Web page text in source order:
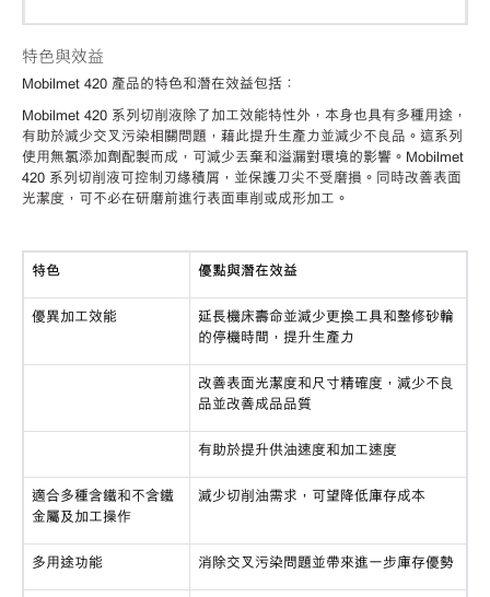
特色與效益
Mobilmet 420 產品的特色和潛在效益包括：
Mobilmet 420 系列切削液除了加工效能特性外，本身也具有多種用途，
有助於減少交叉污染相關問題，藉此提升生產力並減少不良品。這系列
使用無氯添加劑配製而成，可減少丟棄和溢漏對環境的影響。Mobilmet
420 系列切削液可控制刃緣積屑，並保護刀尖不受磨損。同時改善表面
光潔度，可不必在研磨前進行表面車削或成形加工。
特色 優點與潛在效益
優異加工效能
延長機床壽命並減少更換工具和整修砂輪
的停機時間，提升生產力
改善表面光潔度和尺寸精確度，減少不良
品並改善成品品質
有助於提升供油速度和加工速度
適合多種含鐵和不含鐵
金屬及加工操作
減少切削油需求，可望降低庫存成本
多用途功能 消除交叉污染問題並帶來進一步庫存優勢